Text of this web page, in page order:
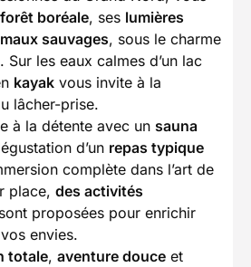
forêt boréale, ses lumières
sauvages, sous le charme
. Sur les eaux calmes d’un lac
kayak vous invite à la
lâcher-prise.
à la détente avec un sauna
d’un repas typique
complète dans l’art de
place, des activités
sont proposées pour enrichir
envies.
totale, aventure douce et